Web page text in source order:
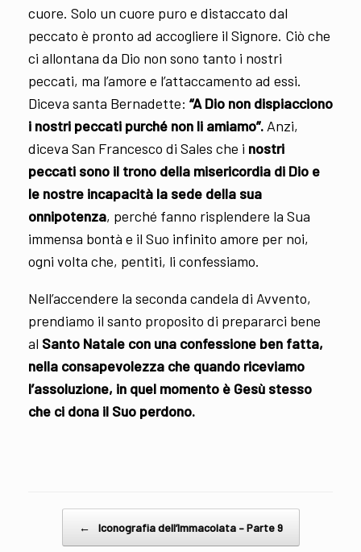
cuore. Solo un cuore puro e distaccato dal
peccato è pronto ad accogliere il Signore. Ciò che
ci allontana da Dio non sono tanto i nostri
peccati, ma l’amore e l’attaccamento ad essi.
Diceva santa Bernadette: “A Dio non dispiacciono
i nostri peccati purché non li amiamo”. Anzi,
diceva San Francesco di Sales che i nostri
peccati sono il trono della misericordia di Dio e
le nostre incapacità la sede della sua
onnipotenza, perché fanno risplendere la Sua
immensa bontà e il Suo infinito amore per noi,
ogni volta che, pentiti, li confessiamo.
Nell’accendere la seconda candela di Avvento,
prendiamo il santo proposito di prepararci bene
al Santo Natale con una confessione ben fatta,
nella consapevolezza che quando riceviamo
l’assoluzione, in quel momento è Gesù stesso
che ci dona il Suo perdono.
← Iconografia dell’Immacolata – Parte 9